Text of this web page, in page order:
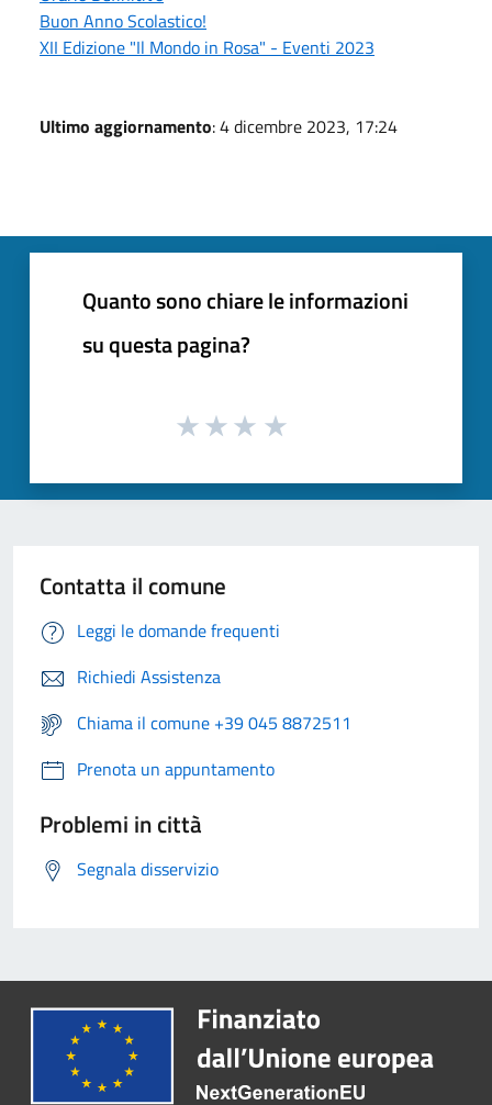
Buon Anno Scolastico!
XII Edizione "Il Mondo in Rosa" - Eventi 2023
Ultimo aggiornamento: 4 dicembre 2023, 17:24
Quanto sono chiare le informazioni
su questa pagina?
Contatta il comune
Leggi le domande frequenti
Richiedi Assistenza
Chiama il comune +39 045 8872511
Prenota un appuntamento
Problemi in città
Segnala disservizio